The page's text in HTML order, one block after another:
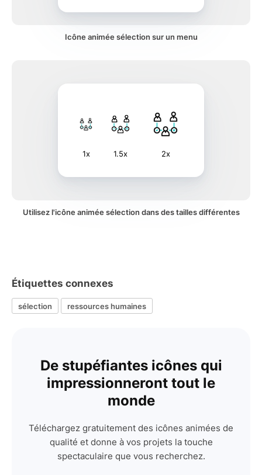
Icône animée sélection sur un menu
1x 1.5x 2x
Utilisez l'icône animée sélection dans des tailles différentes
Étiquettes connexes
sélection ressources humaines
De stupéfiantes icônes qui
impressionneront tout le
monde
Téléchargez gratuitement des icônes animées de
qualité et donne à vos projets la touche
spectaculaire que vous recherchez.